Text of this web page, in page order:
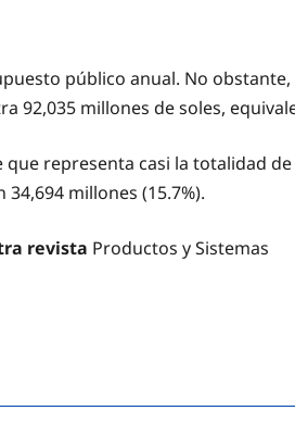
público anual. No
92,035 millones de soles,
representa casi la totalidad
millones (15.7%).
revista Productos y Sistemas